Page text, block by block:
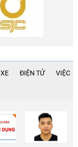
XE ĐIỆN TỬ VIỆC